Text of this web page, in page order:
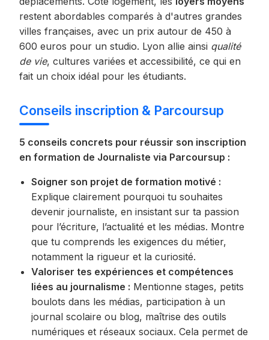
restent abordables comparés à d'autres grandes
villes françaises, avec un prix autour de 450 à
600 euros pour un studio. Lyon allie ainsi qualité
de vie, cultures variées et accessibilité, ce qui en
fait un choix idéal pour les étudiants.
Conseils inscription & Parcoursup
5 conseils concrets pour réussir son inscription
en formation de Journaliste via Parcoursup :
Soigner son projet de formation motivé :
Explique clairement pourquoi tu souhaites
devenir journaliste, en insistant sur ta passion
pour l’écriture, l’actualité et les médias. Montre
que tu comprends les exigences du métier,
notamment la rigueur et la curiosité.
Valoriser tes expériences et compétences
liées au journalisme : Mentionne stages, petits
boulots dans les médias, participation à un
journal scolaire ou blog, maîtrise des outils
numériques et réseaux sociaux. Cela permet de